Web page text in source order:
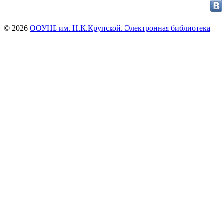
© 2026 ООУНБ им. Н.К.Крупской. Электронная библиотека